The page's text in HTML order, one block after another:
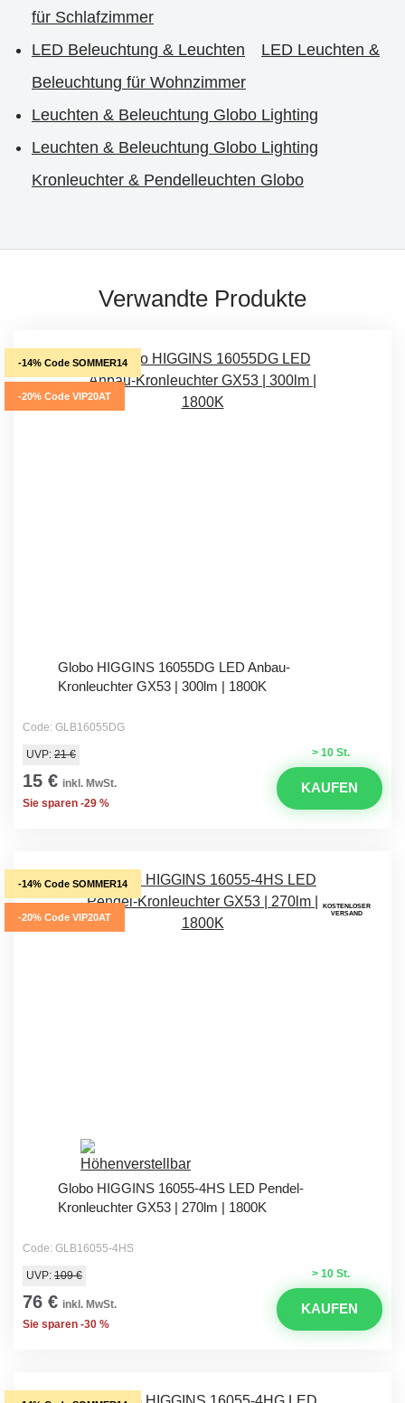
für Schlafzimmer
LED Beleuchtung & Leuchten
LED Leuchten &
Beleuchtung für Wohnzimmer
Leuchten & Beleuchtung Globo Lighting
Leuchten & Beleuchtung Globo Lighting
Kronleuchter & Pendelleuchten Globo
Verwandte Produkte
-14% Code SOMMER14
-20% Code VIP20AT
Globo HIGGINS 16055DG LED Anbau-
Kronleuchter GX53 | 300lm | 1800K
Code: GLB16055DG
> 10 St.
UVP: 21 €
15 € inkl. MwSt.
Sie sparen -29 %
KAUFEN
-14% Code SOMMER14
-20% Code VIP20AT
KOSTENLOSER
VERSAND
Globo HIGGINS 16055-4HS LED Pendel-
Kronleuchter GX53 | 270lm | 1800K
Code: GLB16055-4HS
> 10 St.
UVP: 109 €
76 € inkl. MwSt.
Sie sparen -30 %
KAUFEN